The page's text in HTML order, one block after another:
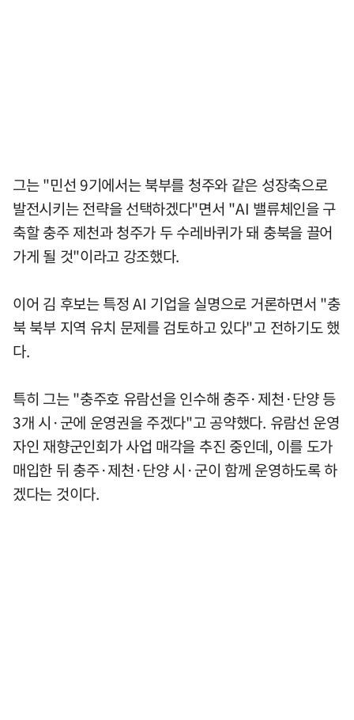
그는 "민선 9기에서는 북부를 청주와 같은 성장축으로
발전시키는 전략을 선택하겠다"면서 "AI 밸류체인을 구
축할 충주 제천과 청주가 두 수레바퀴가 돼 충북을 끌어
가게 될 것"이라고 강조했다.
이어 김 후보는 특정 AI 기업을 실명으로 거론하면서 "충
북 북부 지역 유치 문제를 검토하고 있다"고 전하기도 했
다.
특히 그는 "충주호 유람선을 인수해 충주·제천·단양 등
3개 시·군에 운영권을 주겠다"고 공약했다. 유람선 운영
자인 재향군인회가 사업 매각을 추진 중인데, 이를 도가
매입한 뒤 충주·제천·단양 시·군이 함께 운영하도록 하
겠다는 것이다.